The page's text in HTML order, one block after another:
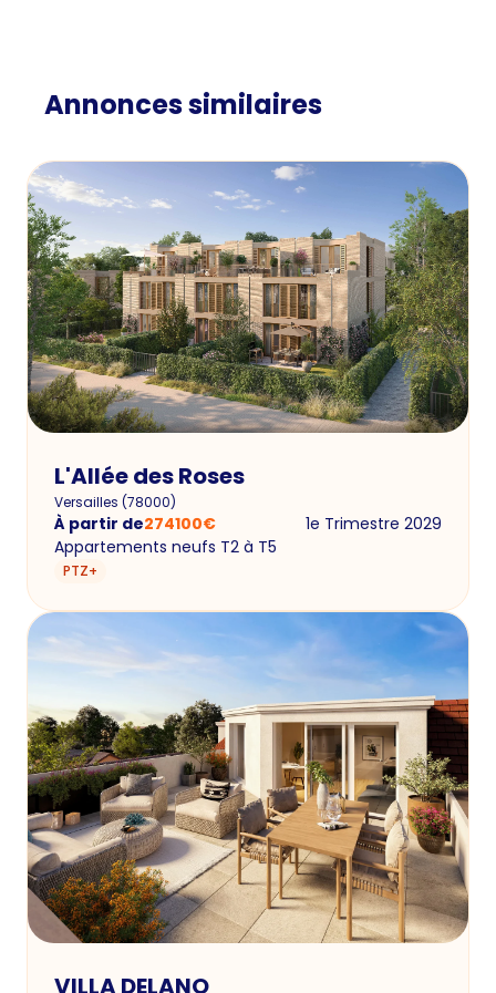
Annonces similaires
L'Allée des Roses
Versailles (78000)
À partir de274100€
1e Trimestre 2029
Appartements neufs T2 à T5
PTZ+
VILLA DELANO